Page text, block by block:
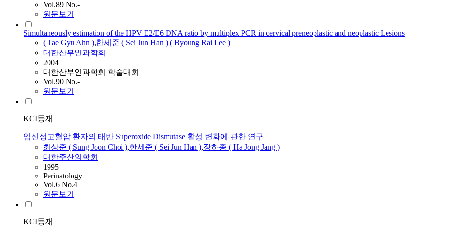
Vol.89 No.-
원문보기
Simultaneously estimation of the HPV E2/E6 DNA ratio by multiplex PCR in cervical preneoplastic and neoplastic Lesions
( Tae Gyu Ahn ),한세준 ( Sei Jun Han ),( Byoung Rai Lee )
대한산부인과학회
2004
대한산부인과학회 학술대회
Vol.90 No.-
원문보기
KCI등재
임신성고혈압 환자의 태반 Superoxide Dismutase 활성 변화에 관한 연구
최상준 ( Sung Joon Choi ),한세준 ( Sei Jun Han ),장하종 ( Ha Jong Jang )
대한주산의학회
1995
Perinatology
Vol.6 No.4
원문보기
KCI등재